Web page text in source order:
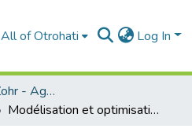
All of Otrohati Log In
Université Ibnou Zohr - Agadir
Modélisation et optimisation mathématique d'un système de collecte d'energies.